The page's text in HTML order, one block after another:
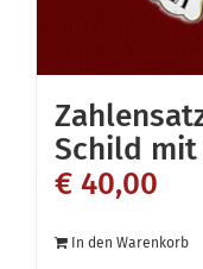
Schild
€ 40,00
In den Warenkorb